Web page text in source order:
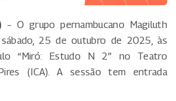
– O grupo pernambucano Magiluth
25 de outubro de 2025, às
“Miró: Estudo N 2” no Teatro
(ICA). A sessão tem entrada